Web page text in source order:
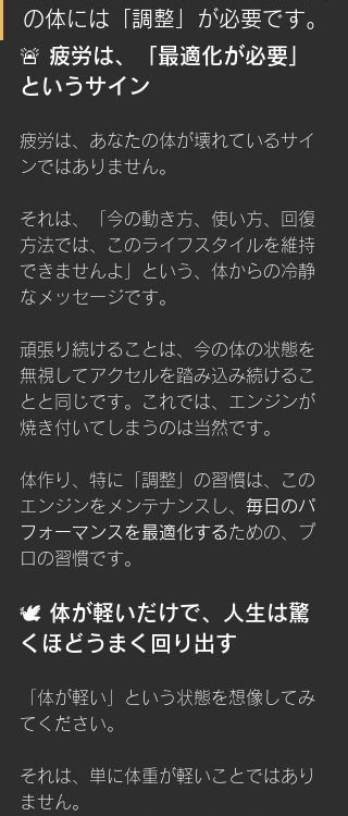
の体には「調整」が必要です。
🚨 疲労は、「最適化が必要」
というサイン
疲労は、あなたの体が壊れているサイ
ンではありません。
それは、「今の動き方、使い方、回復
方法では、このライフスタイルを維持
できませんよ」という、体からの冷静
なメッセージです。
頑張り続けることは、今の体の状態を
無視してアクセルを踏み込み続けるこ
とと同じです。これでは、エンジンが
焼き付いてしまうのは当然です。
体作り、特に「調整」の習慣は、この
エンジンをメンテナンスし、 毎日のパ
フォーマンスを最適化するための、プ
ロの習慣です。
🕊️ 体が軽いだけで、人生は驚
くほどうまく回り出す
「体が軽い」という状態を想像してみ
てください。
それは、単に体重が軽いことではあり
ません。